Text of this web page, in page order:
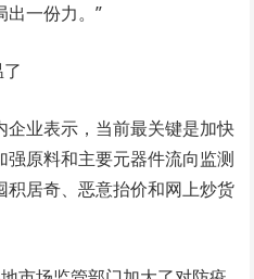
出一份力。”
业表示，当前最关键是加快
原料和主要元器件流向监测
居奇、恶意抬价和网上炒货